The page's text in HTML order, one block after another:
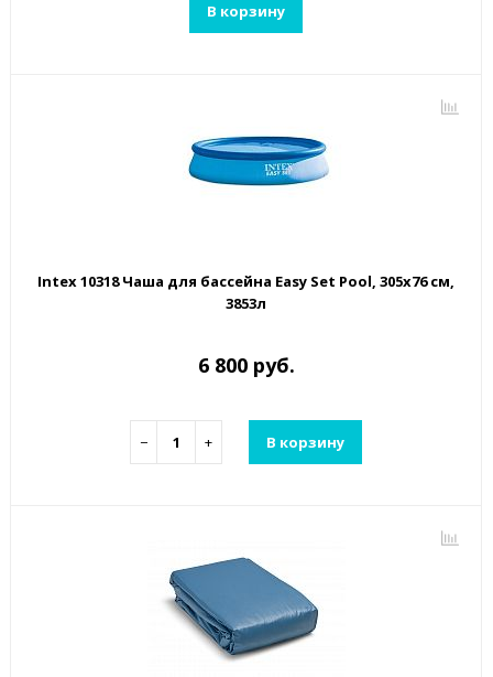
В корзину
Intex 10318 Чаша для бассейна Easy Set Pool, 305x76 см,
3853л
6 800 руб.
− + В корзину